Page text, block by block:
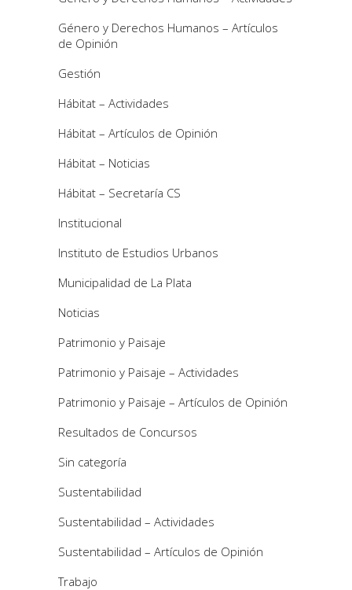
Género y Derechos Humanos – Artículos
de Opinión
Gestión
Hábitat – Actividades
Hábitat – Artículos de Opinión
Hábitat – Noticias
Hábitat – Secretaría CS
Institucional
Instituto de Estudios Urbanos
Municipalidad de La Plata
Noticias
Patrimonio y Paisaje
Patrimonio y Paisaje – Actividades
Patrimonio y Paisaje – Artículos de Opinión
Resultados de Concursos
Sin categoría
Sustentabilidad
Sustentabilidad – Actividades
Sustentabilidad – Artículos de Opinión
Trabajo